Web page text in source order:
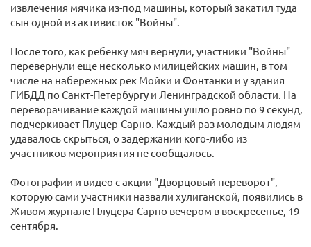
извлечения мячика из-под машины, который закатил туда
сын одной из активисток "Войны".
После того, как ребенку мяч вернули, участники "Войны"
перевернули еще несколько милицейских машин, в том
числе на набережных рек Мойки и Фонтанки и у здания
ГИБДД по Санкт-Петербургу и Ленинградской области. На
переворачивание каждой машины ушло ровно по 9 секунд,
подчеркивает Плуцер-Сарно. Каждый раз молодым людям
удавалось скрыться, о задержании кого-либо из
участников мероприятия не сообщалось.
Фотографии и видео с акции "Дворцовый переворот",
которую сами участники назвали хулиганской, появились в
Живом журнале Плуцера-Сарно вечером в воскресенье, 19
сентября.